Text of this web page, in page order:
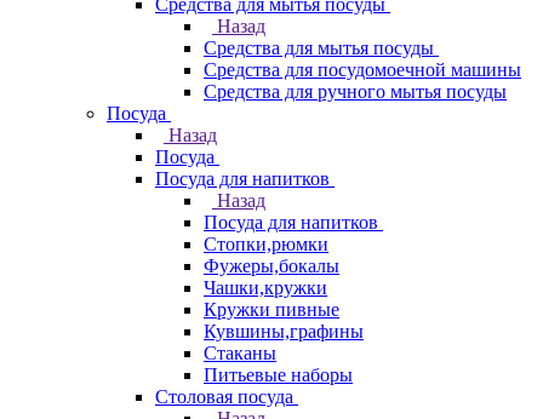
Средства для мытья посуды
Назад
Средства для мытья посуды
Средства для посудомоечной машины
Средства для ручного мытья посуды
Посуда
Назад
Посуда
Посуда для напитков
Назад
Посуда для напитков
Стопки,рюмки
Фужеры,бокалы
Чашки,кружки
Кружки пивные
Кувшины,графины
Стаканы
Питьевые наборы
Столовая посуда